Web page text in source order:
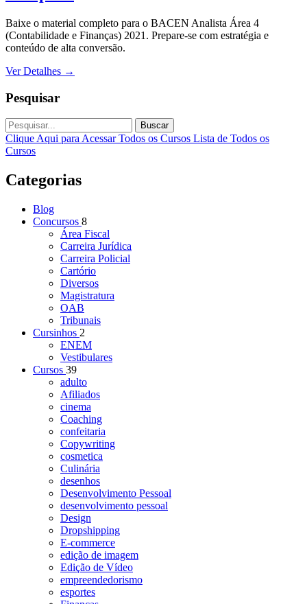
Baixe o material completo para o BACEN Analista Área 4
(Contabilidade e Finanças) 2021. Prepare-se com estratégia e
conteúdo de alta conversão.
Ver Detalhes →
Pesquisar
Buscar
Clique Aqui para Acessar Todos os Cursos Lista de Todos os
Cursos
Categorias
Blog
Concursos 8
Área Fiscal
Carreira Jurídica
Carreira Policial
Cartório
Diversos
Magistratura
OAB
Tribunais
Cursinhos 2
ENEM
Vestibulares
Cursos 39
adulto
Afiliados
cinema
Coaching
confeitaria
Copywriting
cosmetica
Culinária
desenhos
Desenvolvimento Pessoal
desenvolvimento pessoal
Design
Dropshipping
E-commerce
edição de imagem
Edição de Vídeo
empreendedorismo
esportes